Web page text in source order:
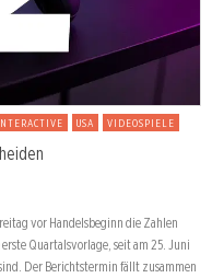
USA VIDEOSPIELE
vor Handelsbeginn die Zahlen
Quartalsvorlage, seit am 25. Juni
Der Berichtstermin fällt zusammen